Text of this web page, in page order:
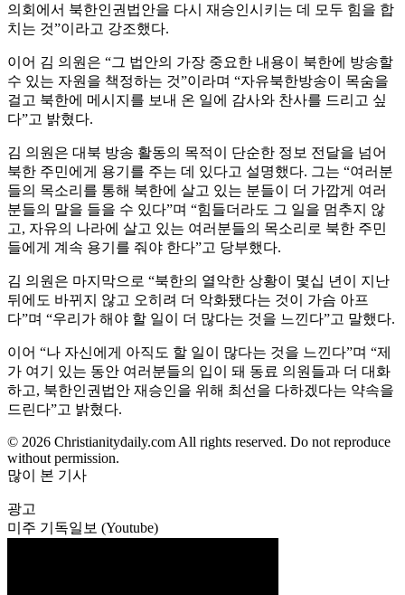
의회에서 북한인권법안을 다시 재승인시키는 데 모두 힘을 합
치는 것”이라고 강조했다.
이어 김 의원은 “그 법안의 가장 중요한 내용이 북한에 방송할
수 있는 자원을 책정하는 것”이라며 “자유북한방송이 목숨을
걸고 북한에 메시지를 보내 온 일에 감사와 찬사를 드리고 싶
다”고 밝혔다.
김 의원은 대북 방송 활동의 목적이 단순한 정보 전달을 넘어
북한 주민에게 용기를 주는 데 있다고 설명했다. 그는 “여러분
들의 목소리를 통해 북한에 살고 있는 분들이 더 가깝게 여러
분들의 말을 들을 수 있다”며 “힘들더라도 그 일을 멈추지 않
고, 자유의 나라에 살고 있는 여러분들의 목소리로 북한 주민
들에게 계속 용기를 줘야 한다”고 당부했다.
김 의원은 마지막으로 “북한의 열악한 상황이 몇십 년이 지난
뒤에도 바뀌지 않고 오히려 더 악화됐다는 것이 가슴 아프
다”며 “우리가 해야 할 일이 더 많다는 것을 느낀다”고 말했다.
이어 “나 자신에게 아직도 할 일이 많다는 것을 느낀다”며 “제
가 여기 있는 동안 여러분들의 입이 돼 동료 의원들과 더 대화
하고, 북한인권법안 재승인을 위해 최선을 다하겠다는 약속을
드린다”고 밝혔다.
© 2026 Christianitydaily.com All rights reserved. Do not reproduce
without permission.
많이 본 기사
광고
미주 기독일보 (Youtube)